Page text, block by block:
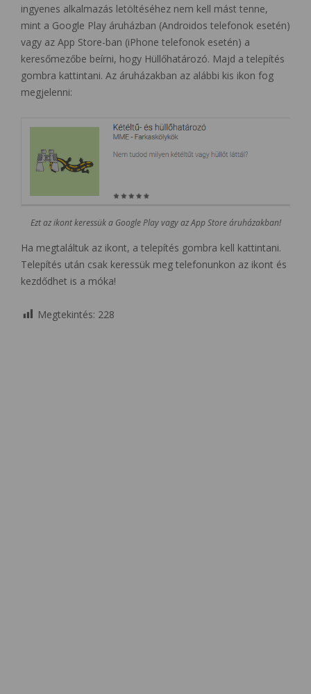
ingyenes alkalmazás letöltéséhez nem kell mást tenne,
mint a Google Play áruházban (Androidos telefonok esetén)
vagy az App Store-ban (iPhone telefonok esetén) a
keresőmezőbe beírni, hogy Hüllőhatározó. Majd a telepítés
gombra kattintani. Az áruházakban az alábbi kis ikon fog
megjelenni:
Ezt az ikont keressük a Google Play vagy az App Store áruházakban!
Ha megtaláltuk az ikont, a telepítés gombra kell kattintani.
Telepítés után csak keressük meg telefonunkon az ikont és
kezdődhet is a móka!
Megtekintés: 228